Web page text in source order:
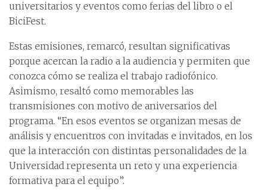
universitarios y eventos como ferias del libro o el
BiciFest.
Estas emisiones, remarcó, resultan significativas
porque acercan la radio a la audiencia y permiten que
conozca cómo se realiza el trabajo radiofónico.
Asimismo, resaltó como memorables las
transmisiones con motivo de aniversarios del
programa. “En esos eventos se organizan mesas de
análisis y encuentros con invitadas e invitados, en los
que la interacción con distintas personalidades de la
Universidad representa un reto y una experiencia
formativa para el equipo”.